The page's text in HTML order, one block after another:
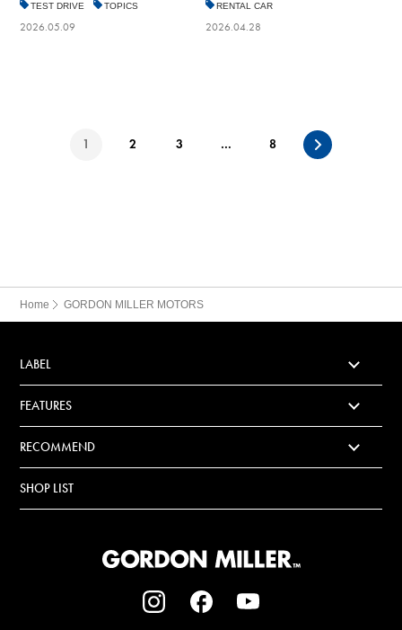
TEST DRIVE
TOPICS
2026.05.09
RENTAL CAR
2026.04.28
1 2 3 … 8
Home GORDON MILLER MOTORS
LABEL
FEATURES
RECOMMEND
SHOP LIST